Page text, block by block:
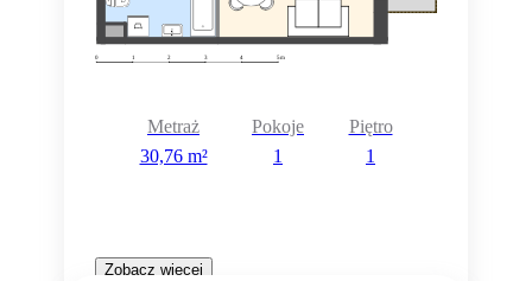
Metraż
30,76 m²
Pokoje
1
Piętro
1
Zobacz więcej